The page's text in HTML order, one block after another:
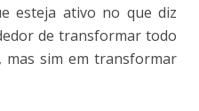
esteja ativo no que diz
de transformar todo
sim em transformar